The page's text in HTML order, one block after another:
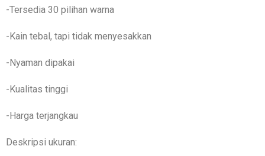
-Tersedia 30 pilihan warna
-Kain tebal, tapi tidak menyesakkan
-Nyaman dipakai
-Kualitas tinggi
-Harga terjangkau
Deskripsi ukuran: